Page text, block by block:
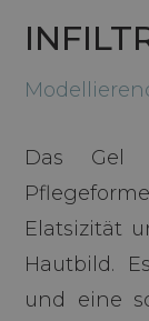
Das Gel
Elatsizität
Hautbild.
und eine